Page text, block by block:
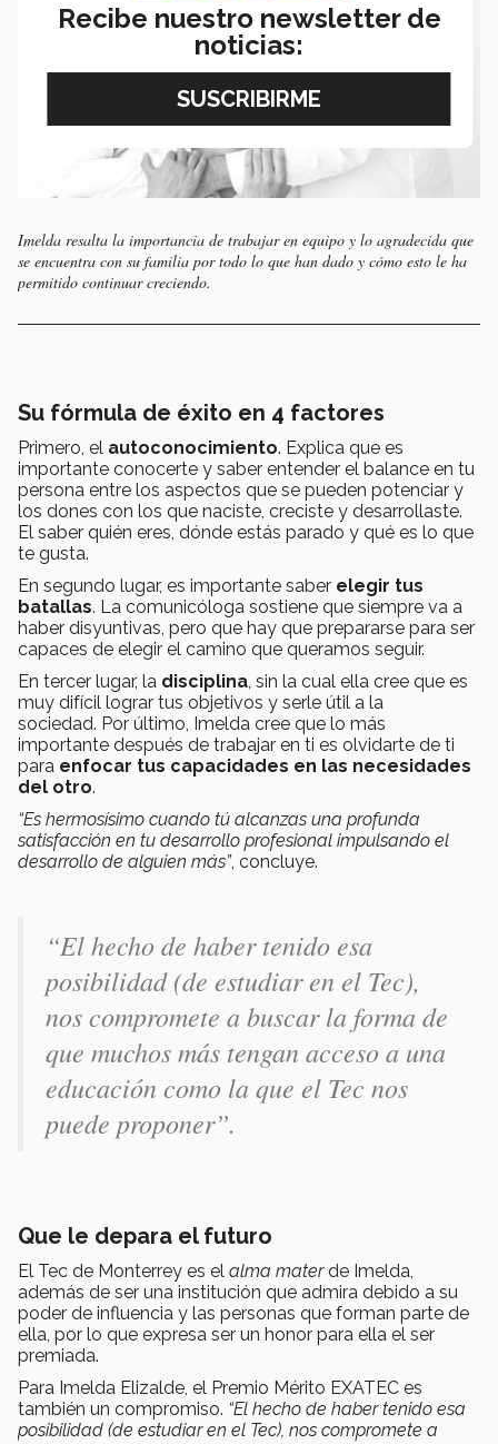
Imelda resalta la importancia de trabajar en equipo y lo agradecida que
se encuentra con su familia por todo lo que han dado y cómo esto le ha
permitido continuar creciendo.
Su fórmula de éxito en 4 factores
Primero, el autoconocimiento. Explica que es
importante conocerte y saber entender el balance en tu
persona entre los aspectos que se pueden potenciar y
los dones con los que naciste, creciste y desarrollaste.
El saber quién eres, dónde estás parado y qué es lo que
te gusta.
En segundo lugar, es importante saber elegir tus
batallas. La comunicóloga sostiene que siempre va a
haber disyuntivas, pero que hay que prepararse para ser
capaces de elegir el camino que queramos seguir.
En tercer lugar, la disciplina , sin la cual ella cree que es
muy difícil lograr tus objetivos y serle útil a la
sociedad. Por último, Imelda cree que lo más
importante después de trabajar en ti es olvidarte de ti
para enfocar tus capacidades en las necesidades
del otro.
“Es hermosísimo cuando tú alcanzas una profunda
satisfacción en tu desarrollo profesional impulsando el
desarrollo de alguien más”, concluye.
“El hecho de haber tenido esa
posibilidad (de estudiar en el Tec),
nos compromete a buscar la forma de
que muchos más tengan acceso a una
educación como la que el Tec nos
puede proponer”.
Que le depara el futuro
El Tec de Monterrey es el alma materde Imelda,
además de ser una institución que admira debido a su
poder de influencia y las personas que forman parte de
ella, por lo que expresa ser un honor para ella el ser
premiada.
Para Imelda Elizalde, el Premio Mérito EXATEC es
también un compromiso. “El hecho de haber tenido esa
posibilidad (de estudiar en el Tec), nos compromete a
Recibe nuestro newsletter de
noticias: